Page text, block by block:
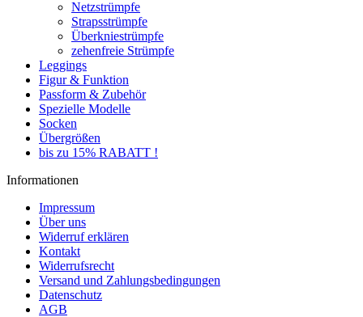
Netzstrümpfe
Strapsstrümpfe
Überkniestrümpfe
zehenfreie Strümpfe
Leggings
Figur & Funktion
Passform & Zubehör
Spezielle Modelle
Socken
Übergrößen
bis zu 15% RABATT !
Informationen
Impressum
Über uns
Widerruf erklären
Kontakt
Widerrufsrecht
Versand und Zahlungsbedingungen
Datenschutz
AGB